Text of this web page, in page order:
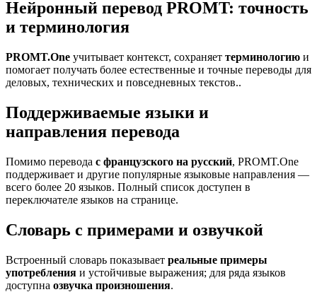
Нейронный перевод PROMT: точность
и терминология
PROMT.One учитывает контекст, сохраняет терминологию и
помогает получать более естественные и точные переводы для
деловых, технических и повседневных текстов..
Поддерживаемые языки и
направления перевода
Помимо перевода с французского на русский, PROMT.One
поддерживает и другие популярные языковые направления —
всего более 20 языков. Полный список доступен в
переключателе языков на странице.
Словарь с примерами и озвучкой
Встроенный словарь показывает реальные примеры
употребления и устойчивые выражения; для ряда языков
доступна озвучка произношения.